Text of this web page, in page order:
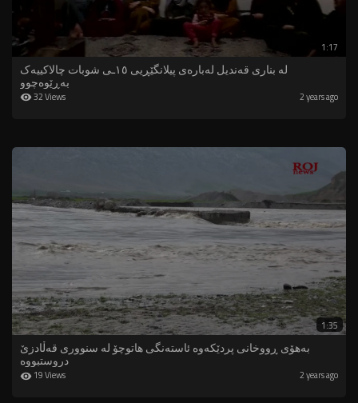
1:17
لە بناری قەندیل لەبارەى پیلانگێڕیى ١٥ـى شوبات چالاکییەک
بەڕێوەچوو
32 Views 2 years ago
1:35
بەهۆى ڕووخانى پردێکەوە ئاستەنگى هاتوچۆ لە سنوورى قەڵادزێ
دروستبووە
19 Views 2 years ago